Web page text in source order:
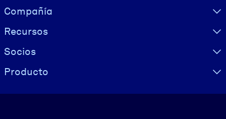
Visually hidden Text
Compañía
Recursos
Socios
Producto